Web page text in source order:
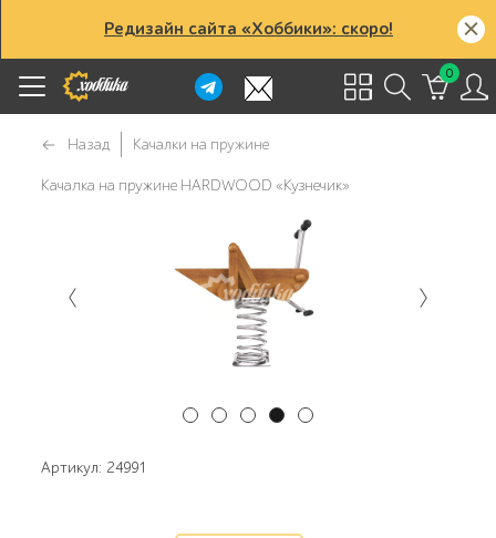
Редизайн сайта «Хоббики»: скоро!
0
Назад Качалки на пружине
Качалка на пружине HARDWOOD «Кузнечик»
Артикул: 24991